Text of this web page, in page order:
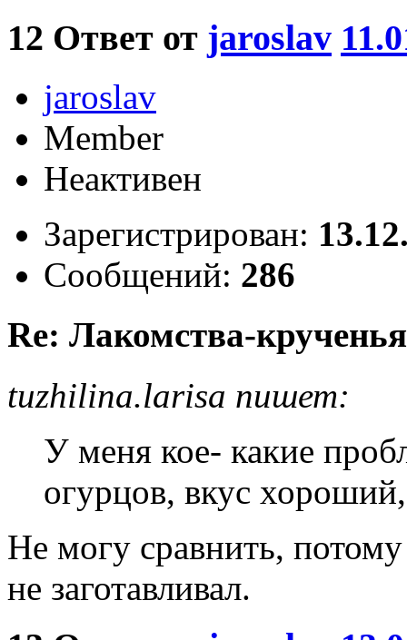
12 Ответ от jaroslav
jaroslav
Member
Неактивен
Зарегистрирован:
Сообщений: 286
Re: Лакомства-крученья
tuzhilina.larisa пишет:
У меня кое- какие
огурцов, вкус
Не могу сравнить,
не заготавливал.